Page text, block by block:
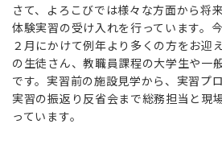
さて、よろこびでは様々な方面から将
体験実習の受け入れを行っています。
２月にかけて例年より多くの方をお迎
の生徒さん、教職員課程の大学生や一
です。実習前の施設見学から、実習プ
実習の振返り反省会まで総務担当と現
っています。